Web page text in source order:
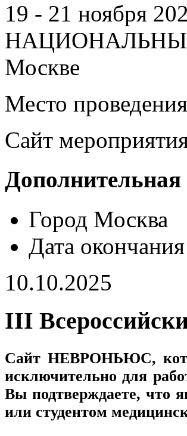
19 - 21 ноября
Москве
Место
Сайт
Город Москва
Дата окончания
10.10.2025
III
Сайт НЕВРОНЬЮС,
исключительно для
Вы подтверждаете, что
или студентом